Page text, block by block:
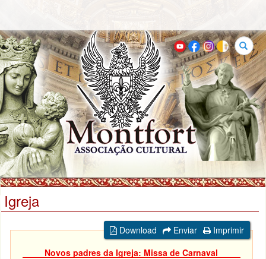
Buscar
Igreja
Download Enviar
Imprimir
Novos padres da Igreja: Missa de Carnaval